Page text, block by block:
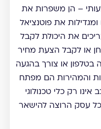
– הן משפרות את
ומגדילות את פוטנציאל
את היכולת לקבל
או לקבל הצעת מחיר
בטלפון או צורך בהגעה
והמהירות הם מפתח
רק כלי טכנולוגי
עסק הרוצה להישאר